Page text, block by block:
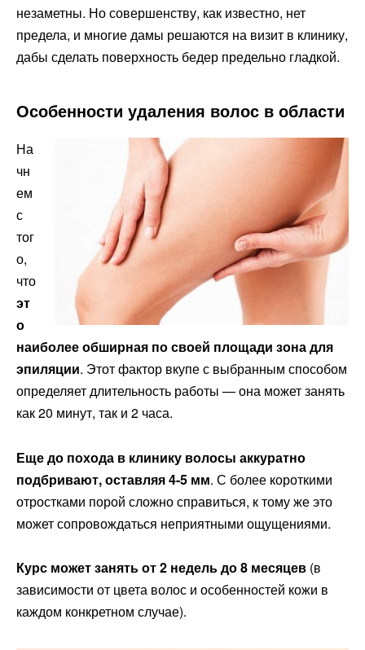
незаметны. Но совершенству, как известно, нет
предела, и многие дамы решаются на визит в клинику,
дабы сделать поверхность бедер предельно гладкой.
Особенности удаления волос в области
На
чн
ем
с
тог
о,
что
эт
о
наиболее обширная по своей площади зона для
эпиляции. Этот фактор вкупе с выбранным способом
определяет длительность работы — она может занять
как 20 минут, так и 2 часа.
Еще до похода в клинику волосы аккуратно
подбривают, оставляя 4-5 мм. С более короткими
отростками порой сложно справиться, к тому же это
может сопровождаться неприятными ощущениями.
Курс может занять от 2 недель до 8 месяцев (в
зависимости от цвета волос и особенностей кожи в
каждом конкретном случае).